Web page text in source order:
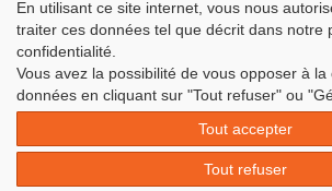
Classe Figaro Beneteau - Maison des skippers
Sous-Marin Papin
La Base 56100 LORIENT -06 11
En utilisant ce site internet, vous nous
traiter ces données tel que décrit dans notre
confidentialité.
Vous avez la possibilité de vous opposer à la
données en cliquant sur "Tout refuser" ou
Tout accepter
Tout refuser